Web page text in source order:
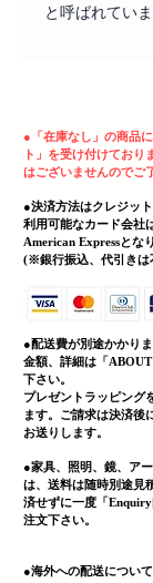
と呼ばれていま
● 「在庫なし」の商品
ト」を受け付けてお
はございませんのでご
●決済方法はクレジッ
利用可能なカード会社
American Expressとな
(​※銀行振込、代引きは
●配送費が別途かかりま
金額、詳細は「
下さい。
プレゼントラッピング
ます。ご請求は決済後
お送りします。
●家具、照明、鏡、 ア
は、送料は随時別途見
済せずに一度「
注文下さい。
​●海外への配送につい